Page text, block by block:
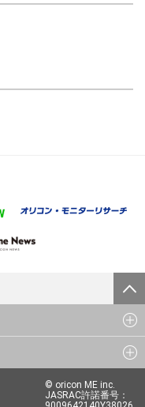
© oricon ME inc.
JASRAC許諾番号：